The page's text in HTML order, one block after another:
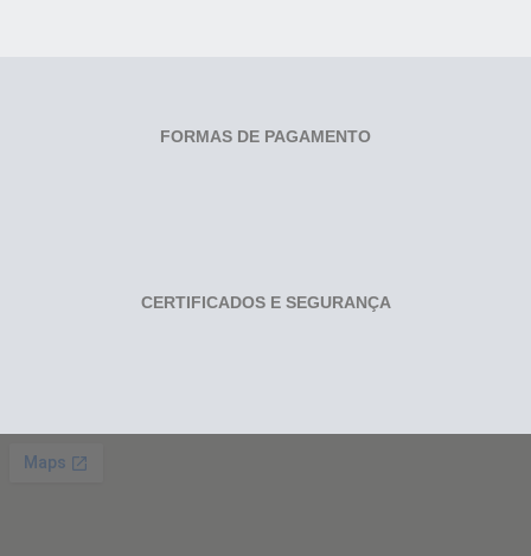
FORMAS DE PAGAMENTO
CERTIFICADOS E SEGURANÇA